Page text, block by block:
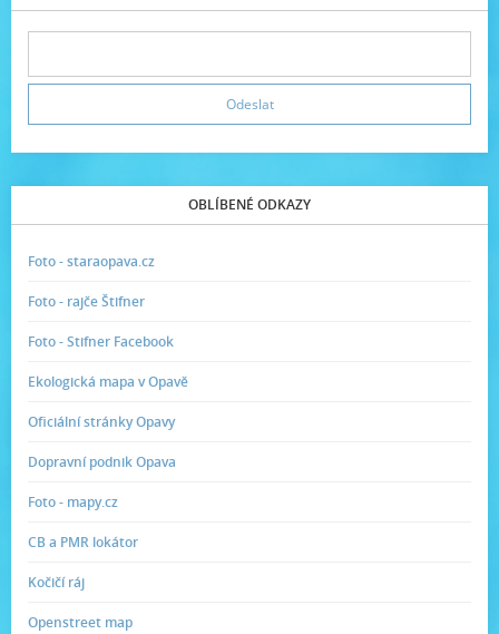
OBLÍBENÉ ODKAZY
Foto - staraopava.cz
Foto - rajče Štifner
Foto - Stifner Facebook
Ekologická mapa v Opavě
Oficiální stránky Opavy
Dopravní podnik Opava
Foto - mapy.cz
CB a PMR lokátor
Kočičí ráj
Openstreet map